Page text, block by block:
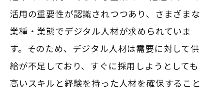
活用の重要性が認識されつつあり、さまざまな
業種・業態でデジタル人材が求められていま
す。そのため、デジタル人材は需要に対して供
給が不足しており、すぐに採用しようとしても
高いスキルと経験を持った人材を確保すること